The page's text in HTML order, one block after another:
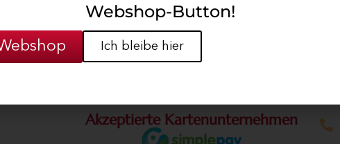
Burger-Fleisch-
Rohmaterial
Weiterlesen
Lendensteak Tatar basic
Akzeptierte Kartenunternehmen
Webshop-Button!
Ich bleibe hier